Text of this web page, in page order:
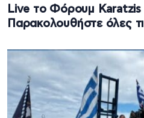
Live το Φόρουμ
Παρακολουθήστε όλες